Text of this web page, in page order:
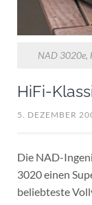
NAD 3020e,
HiFi-
5. DEZEMBER
Die NAD-
3020 einen
beliebteste